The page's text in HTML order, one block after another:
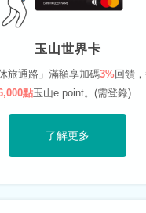
玉山世界卡
旅通路」滿額享加碼3%回饋
點玉山e point。(需登錄)
了解更多